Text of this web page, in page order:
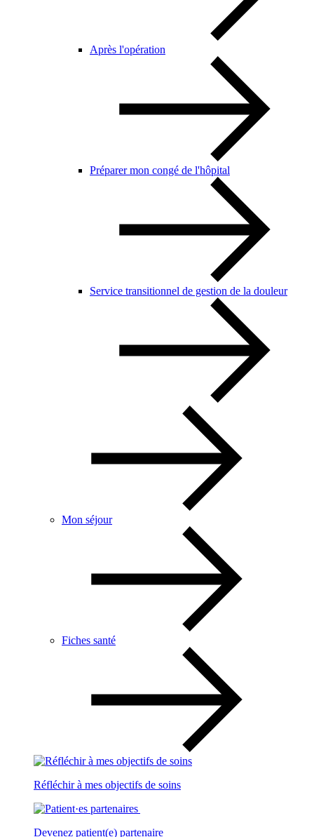
Après l'opération
Préparer mon congé de l'hôpital
Service transitionnel de gestion de la douleur
Mon séjour
Fiches santé
Réfléchir à mes objectifs de soins
Devenez patient(e) partenaire